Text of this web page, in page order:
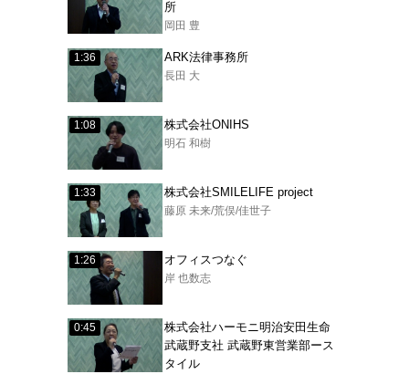
所
岡田 豊
1:36 ARK法律事務所
長田 大
1:08 株式会社ONIHS
明石 和樹
1:33 株式会社SMILELIFE project
藤原 未来/荒俣/佳世子
1:26 オフィスつなぐ
岸 也数志
0:45
株式会社ハーモニ明治安田生命
武蔵野支社 武蔵野東営業部ース
タイル